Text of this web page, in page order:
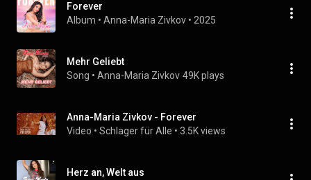
Forever
Album • Anna-Maria Zivkov • 2025
Mehr Geliebt
Song • Anna-Maria Zivkov 49K plays
Anna-Maria Zivkov - Forever
Video • Schlager für Alle • 3.5K views
Herz an, Welt aus